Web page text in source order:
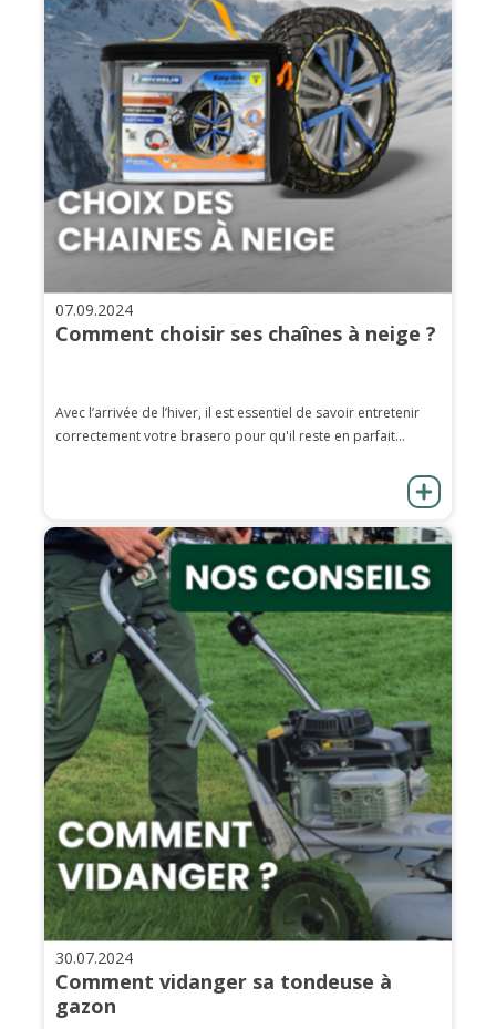
07.09.2024
Comment choisir ses chaînes à neige ?
Avec l’arrivée de l’hiver, il est essentiel de savoir entretenir
correctement votre brasero pour qu'il reste en parfait...
30.07.2024
Comment vidanger sa tondeuse à
gazon